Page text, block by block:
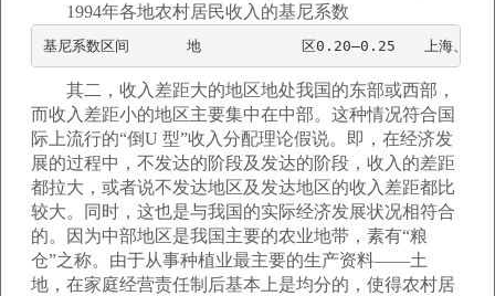
1994年各地农村居民收入的基尼系数
基尼系数区间　　　　地　　　　　　　区0.20—0.25　　上海、安
其二，收入差距大的地区地处我国的东部或西部，
而收入差距小的地区主要集中在中部。这种情况符合国
际上流行的“倒U 型”收入分配理论假说。即，在经济发
展的过程中，不发达的阶段及发达的阶段，收入的差距
都拉大，或者说不发达地区及发达地区的收入差距都比
较大。同时，这也是与我国的实际经济发展状况相符合
的。因为中部地区是我国主要的农业地带，素有“粮
仓”之称。由于从事种植业最主要的生产资料——土
地，在家庭经营责任制后基本上是均分的，使得农村居